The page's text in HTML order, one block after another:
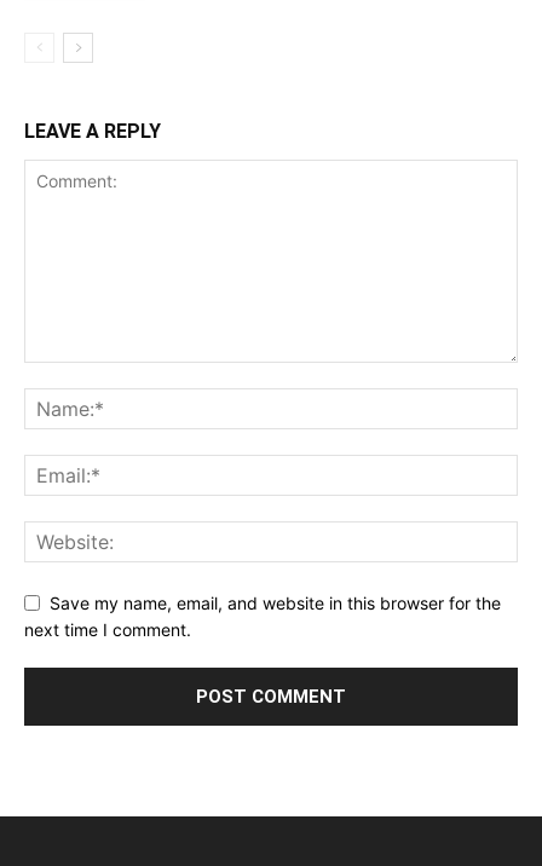
LEAVE A REPLY
Save my name, email, and website in this browser for the
next time I comment.